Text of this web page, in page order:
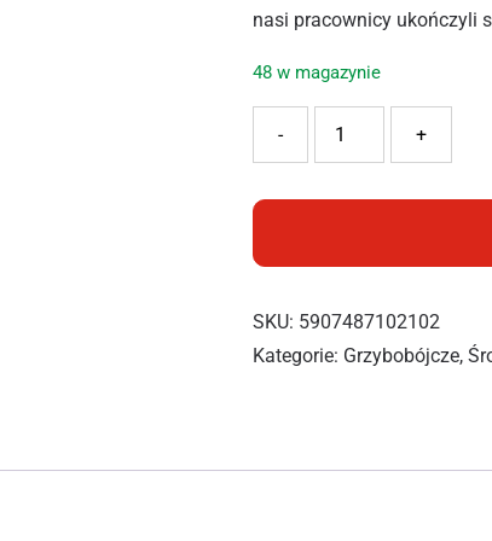
nasi pracownicy ukończyli
48 w magazynie
ilość Substral Saprol Thuja
+
-
SKU: 5907487102102
Kategorie: Grzybobójcze,